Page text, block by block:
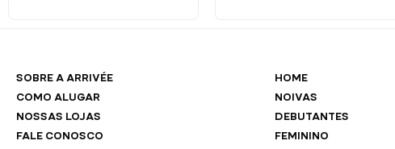
SOBRE A ARRIVÉE
COMO ALUGAR
NOSSAS LOJAS
FALE CONOSCO
HOME
NOIVAS
DEBUTANTES
FEMININO